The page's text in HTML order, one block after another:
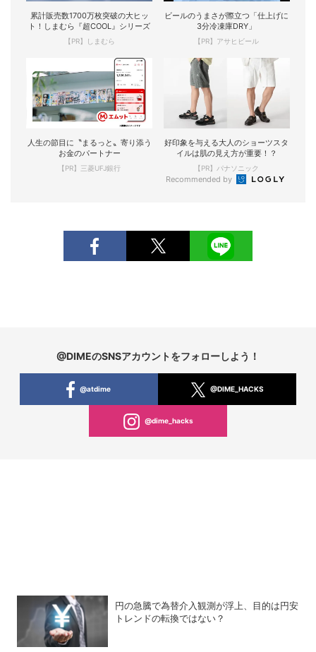
累計販売数1700万枚突破の大ヒッ
ト！しまむら『超COOL』シリーズ
【PR】しまむら
ビールのうまさが際立つ「仕上げに
3分冷凍庫DRY」
【PR】アサヒビール
人生の節目に〝まるっと〟寄り添う
お金のパートナー
【PR】三菱UFJ銀行
好印象を与える大人のショーツスタ
イルは肌の見え方が重要！？
【PR】パナソニック
Recommended by
@DIMEのSNSアカウントをフォローしよう！
@atdime @DIME_HACKS
@dime_hacks
円の急騰で為替介入観測が浮上、目的は円安
トレンドの転換ではない？